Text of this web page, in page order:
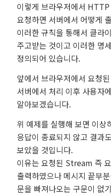
이렇게 브라우저에서
요청하면 서버에서 어떻게
이러한 규칙을 통해서 클라
주고받는 것이고 이러한
정의되어 있습니다.
앞에서 브라우저에서 요청
서버에서 처리 이후 사용자
알아보겠습니다.
위 예제를 실행해 보면 이상
응답이 종료되지 않고 결과
보았을 것입니다.
이유는 요청된 Stream 즉
출력하였으나 메시지 끝부
문을 빠져나오는 구문이 없